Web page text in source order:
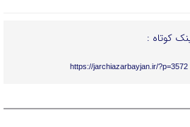
کوتاه :
https://jarchiazarbayjan.ir/?p=3572